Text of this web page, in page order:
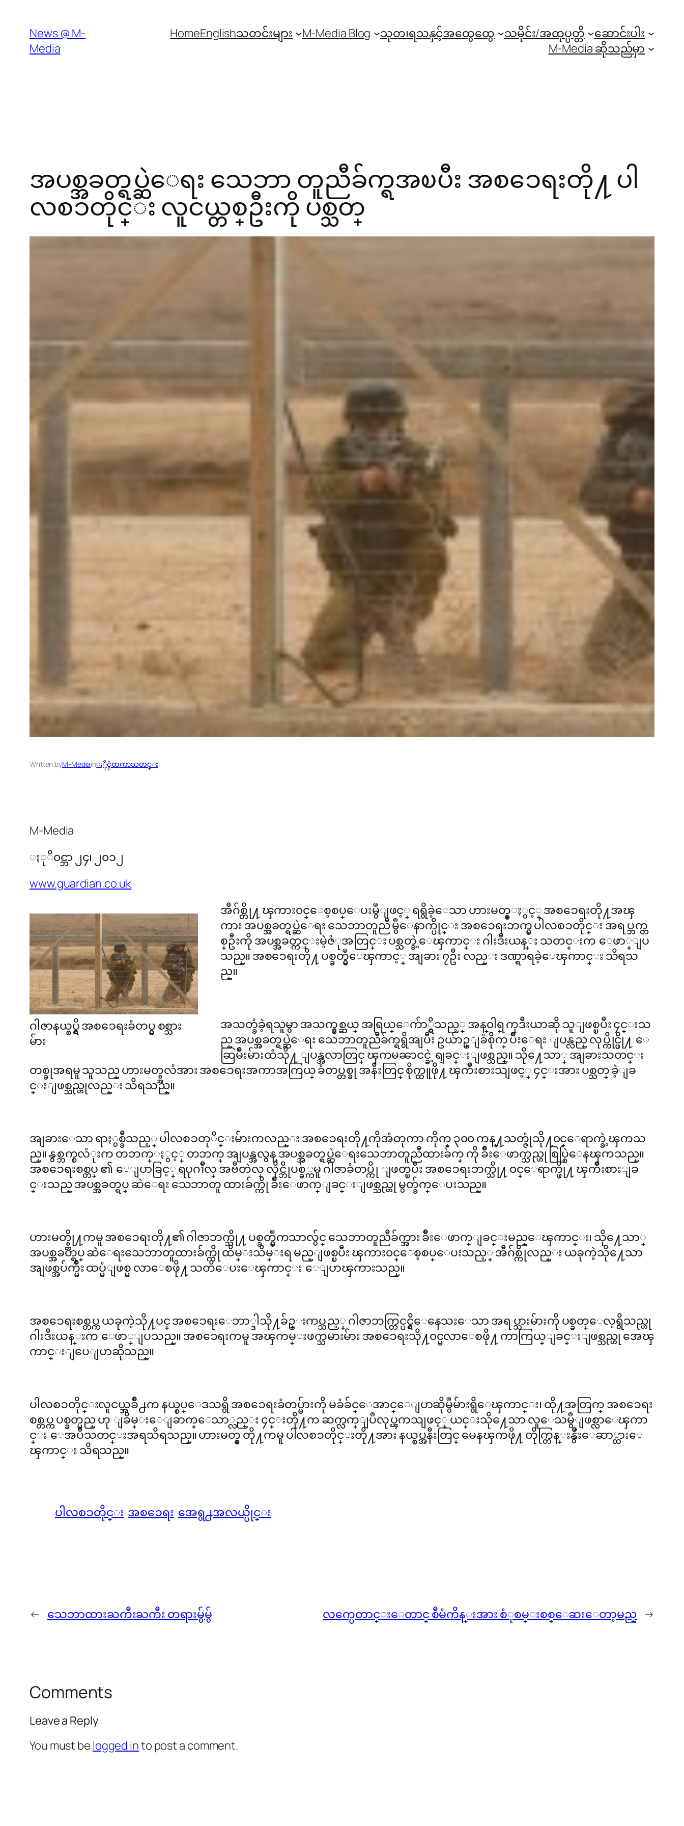
content
News @ M-
Media
HomeEnglishသတင်းများ M-Media Blog သုတ၊ရသနှင့်အထွေထွေ သမိုင်း/အထုပ္ပတ္တိ
ဆောင်းပါး
M-Media ဆိုသည်မှာ
အပစ္အခတ္ရပ္ဆဲေရး သေဘာ တူညီခ်က္ရအၿပီး အစၥေရးတို႔ ပါ
လစၥတိုင္း လူငယ္တစ္ဦးကို ပစ္သတ္
Written byM-Mediainႏိုင္ငံတကာသတင္း
M-Media
ႏုိ၀င္ဘာ ၂၄၊ ၂၀၁၂
www.guardian.co.uk
ဂါဇာနယ္စပ္ရွိ အစၥေရးခံတပ္မွ စစ္သား
မ်ား
အီဂ်စ္တို႔ ၾကား၀င္ေစ့စပ္ေပးမွဳျဖင့္ ရရွိခဲ့ေသာ ဟားမတ္စ္ႏွင့္ အစၥေရးတို႔အၾ
ကား အပစ္အခတ္ရပ္ဆဲေရး သေဘာတူညီ မွဳေနာက္ပိုင္း အစၥေရးဘက္မွ ပါလစၥတိုင္း အရပ္ဘက္တ
စ္ဦးကို အပစ္အခတ္ကင္းမဲ့ဇံုအတြင္း ပစ္သတ္ခဲ့ေၾကာင္း ဂါးဒီးယန္း သတင္းက ေဖာ္ျပ
သည္။ အစၥေရးတို႔ ပစ္ခတ္မွဳေၾကာင့္ အျခား ၇ဦး လည္း ဒဏ္ရာရခဲ့ေၾကာင္း သိရသ
ည္။
အသတ္ခံခဲ့ရသူမွာ အသက္နွစ္ဆယ္ အရြယ္ေက်ာ္ရွိသည့္ အန္၀ါရ္ ကုဒီးယာဆို သူျဖစ္ၿပီး ၄င္းသ
ည္ အပစ္အခတ္ရပ္ဆဲေရး သေဘာတူညီခ်က္ရရွိအျပီး ဥယ်ာဥ္ျခံစိုက္ ပ်ိဳးေရး ျပန္လည္ လုပ္ကိုင္ဖို႔ ေ
ဆြမ်ိဳးမ်ားထံသို႔ ျပန္အလာတြင္ ၾကမၼာငင္ခဲ့ ရျခင္းျဖစ္သည္။ သို႔ေသာ္ အျခားသတင္း
တစ္ခုအရမူ သူသည္ ဟားမတ္စ္အလံအား အစၥေရးအကာအကြယ္ ခံတပ္တစ္ခု အနီးတြင္ စိုက္ထူဖို႔ ၾကိဳးစားသျဖင့္ ၄င္းအား ပစ္သတ္ ခဲ့ျခ
င္းျဖစ္သည္ဟုလည္း သိရသည္။
အျခားေသာ ရာႏွစ္ခ်ီသည့္ ပါလစၥတုိင္းမ်ားကလည္း အစၥေရးတို႔ကိုအံတုကာ ကိုက္ ၃၀၀ ကန္႔သတ္ဇုံသို႔၀င္ေရာက္ခဲ့ၾကသ
ည္။ နွစ္ဘက္စလံုးက တဘက္ႏွင့္ တဘက္ အျပန္အလွန္ အပစ္အခတ္ရပ္ဆဲေရးသေဘာတူညီထားခ်က္ ကို ခ်ိဳးေဖာက္သည္ဟု စြပ္စြဲေနၾကသည္။
အစၥေရးစစ္တပ္ ၏ ေျပာခြင့္ ရပုဂၢိဳလ္ အဗီတဲလ္ လိုင္ဘိုပစ္ခ်္ကမူ ဂါဇာခံတပ္ကို ျဖတ္ၿပီး အစၥေရးဘက္သို႔ ၀င္ေရာက္ဖို႔ ၾကိဳးစားျခ
င္းသည္ အပစ္အခတ္ရပ္ ဆဲေရး သေဘာတူ ထားခ်က္ကို ခ်ိဳးေဖာက္ျခင္းျဖစ္သည္ဟု မွတ္ခ်က္ေပးသည္။
ဟားမတ္စ္တို႔ကမူ အစၥေရးတို႔၏ ဂါဇာဘက္သို႔ ပစ္ခတ္မွဳကသာလွ်င္ သေဘာတူညီခ်က္အား ခ်ိဳးေဖာက္ျခင္းမည္ေၾကာင္း၊ သို႔ေသာ္
အပစ္အခတ္ရပ္ ဆဲေရးသေဘာတူထားခ်က္ကို ထိမ္းသိမ္းရ မည္ျဖစ္ၿပီး ၾကား၀င္ေစ့စပ္ေပးသည့္ အီဂ်စ္ကိုလည္း ယခုကဲ့သို႔ေသာ
အျဖစ္အပ်က္မ်ိဳး ထပ္မံျဖစ္မ လာေစဖို႔ သတိေပးေၾကာင္း ေျပာၾကားသည္။
အစၥေရးစစ္တပ္က ယခုကဲ့သို႔ပင္ အစၥေရးေဘာ္ဒါသို႔ခ်ဥ္းကပ္သည့္ ဂါဇာဘက္တြင္ပင္ရွိေနေသးေသာ အရပ္သားမ်ားကို ပစ္ခတ္ေလ့ရွိသည္ဟု
ဂါးဒီးယန္းက ေဖာ္ျပသည္။ အစၥေရးကမူ အၾကမ္းဖက္သမားမ်ား အစၥေရးသို႔၀င္မလာေစဖို႔ ကာကြယ္ျခင္းျဖစ္သည္ဟု အေၾ
ကာင္းျပေျပာဆိုသည္။
ပါလစၥတိုင္းလူငယ္အခ်ိဳ႕က နယ္စပ္ေဒသရွိ အစၥေရးခံတပ္မ်ားကို မခံခ်င္ေအာင္ေျပာဆိုမွဳမ်ားရွိေၾကာင္း၊ ထို႔အတြက္ အစၥေရး
စစ္တပ္က ပစ္ခတ္မည္ ဟု ျခိမ္းေျခာက္ေသာ္လည္း ၄င္းတို႔က ဆက္လက္ျပဳလုပ္ၾကသျဖင့္ ယင္းသို႔ေသာ လူေသမွဳျဖစ္လာေၾကာ
င္း ေအပီသတင္းအရသိရသည္။ ဟားမတ္စ္ တို႔ကမူ ပါလစၥတိုင္းတို႔အား နယ္စပ္အနီးတြင္ မေနၾကဖို႔ တိုက္တြန္းနွိဳးေဆာ္ထားေ
ၾကာင္း သိရသည္။
ပါလစၥတိုင္း အစၥေရး အေရွ႕အလယ္ပိုင္း
← သေဘာထားႀကီးႀကီး တရားမွ်မွ် လက္ပေတာင္းေတာင္ စီမံကိန္းအား စံုစမ္းစစ္ေဆးေတာ့မည္ →
Comments
Leave a Reply
You must be logged into post a comment.